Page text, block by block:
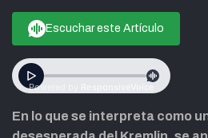
Escuchar este Artículo
En lo que se interpreta como